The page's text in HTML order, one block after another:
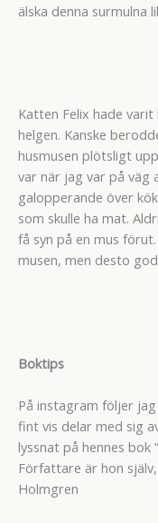
älska denna surmulna
Katten Felix hade
helgen. Kanske
husmusen plötsligt
var när jag var på väg
galopperande över
som skulle ha mat.
få syn på en mus
musen, men desto
Boktips
På instagram följer
fint vis delar med sig
lyssnat på hennes bok
Författare är hon
Holmgren